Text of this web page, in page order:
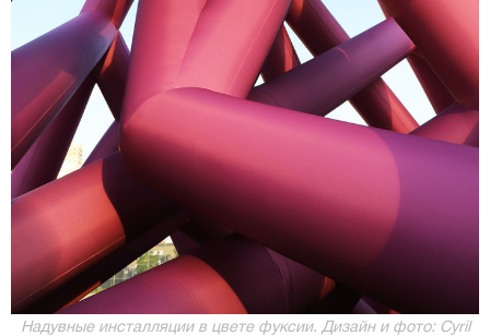
Надувные инсталляции в цвете фуксии. Дизайн и фото: Cyril